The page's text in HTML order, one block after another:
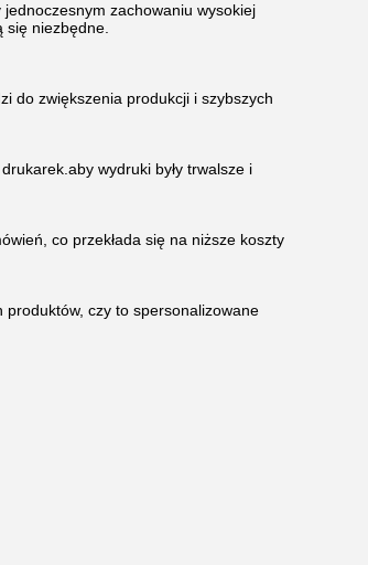
zachowaniu wysokiej
niezbędne.
do zwiększenia produkcji i szybszych
wydruki były trwalsze i
co przekłada się na niższe koszty
czy to spersonalizowane